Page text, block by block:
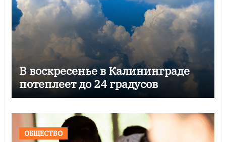
В воскресенье в Калининграде
потеплеет до 24 градусов
ОБЩЕСТВО